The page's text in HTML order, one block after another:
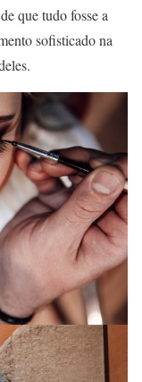
que tudo fosse a
sofisticado na